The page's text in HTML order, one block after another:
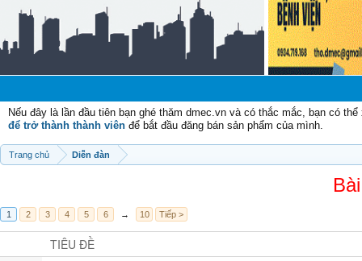
Nếu đây là lần đầu tiên bạn ghé thăm dmec.vn và có thắc mắc, bạn có
để trở thành thành viên để bắt đầu đăng bán sản phẩm của mình.
Trang chủ Diễn đàn
1 2 3 4 5 6 → 10 Tiếp >
TIÊU ĐỀ